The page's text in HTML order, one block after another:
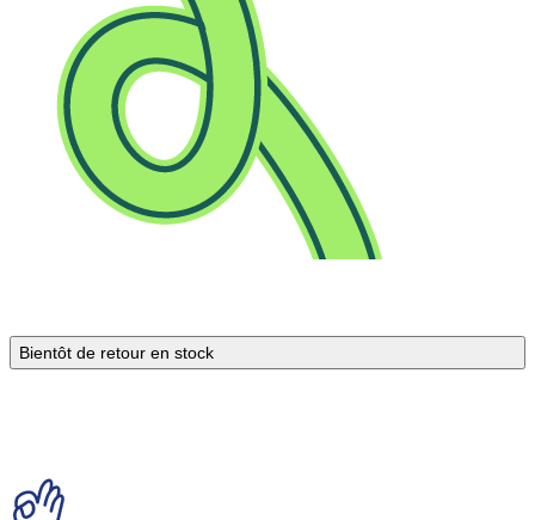
Bientôt de retour en stock